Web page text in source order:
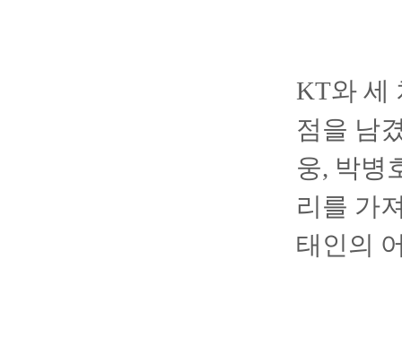
KT와 세
점을 남
웅, 박병
리를 가
태인의